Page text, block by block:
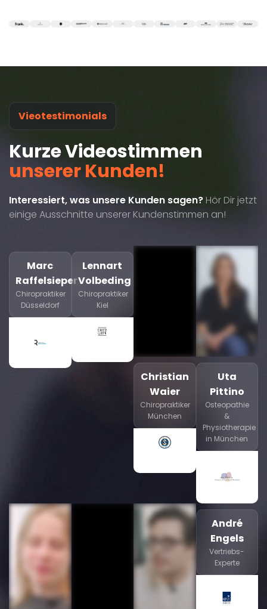
Vieotestimonials
Kurze Videostimmen
unserer Kunden!
Interessiert, was unsere Kunden sagen?Hör Dir jetzt
einige Ausschnitte unserer Kundenstimmen an!
Marc
Raffelsieper
Chiropraktiker
Düsseldorf
Lennart
Volbeding
Chiropraktiker
Kiel
Christian
Waier
Chiropraktiker
München
Uta
Pittino
Osteopathie
&
Physiotherapie
in München
André
Engels
Vertriebs-
Experte